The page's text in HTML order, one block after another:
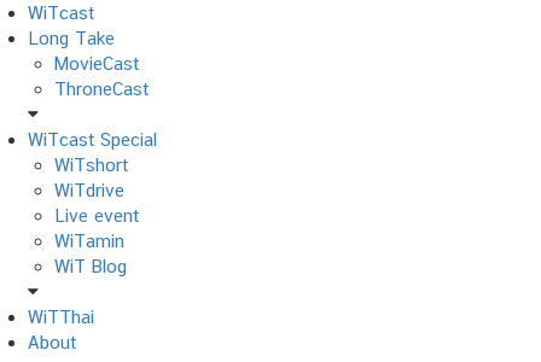
Skip
to
content
WiTcast
Long Take
MovieCast
ThroneCast
WiTcast Special
WiTshort
WiTdrive
Live event
WiTamin
WiT Blog
WiTThai
About